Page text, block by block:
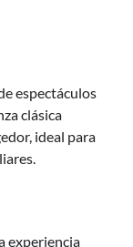
espectáculos
clásica
ideal para
experiencia